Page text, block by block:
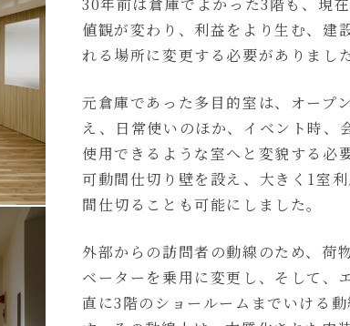
値観が変わり、利益をより生む、建
れる場所に変更する必要がありました
元倉庫であった多目的室は、オープ
え、日常使いのほか、イベント時、
使用できるような室へと変貌する必
可動間仕切り壁を設え、大きく1室
間仕切ることも可能にしました。
外部からの訪問者の動線のため、荷
ベーターを乗用に変更し、そして、
直に3階のショールームまでいける